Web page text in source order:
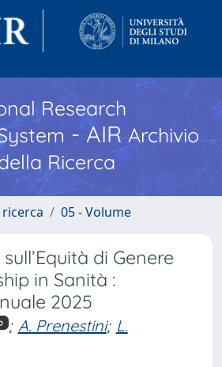
Research
- AIR Archivio
Ricerca
05 - Volume
di Genere
in Sanità :
2025
; A. Prenestini; L.